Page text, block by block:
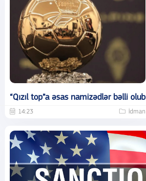
“Qızıl top”a əsas namizədlər bəlli olub
14:23 İdman